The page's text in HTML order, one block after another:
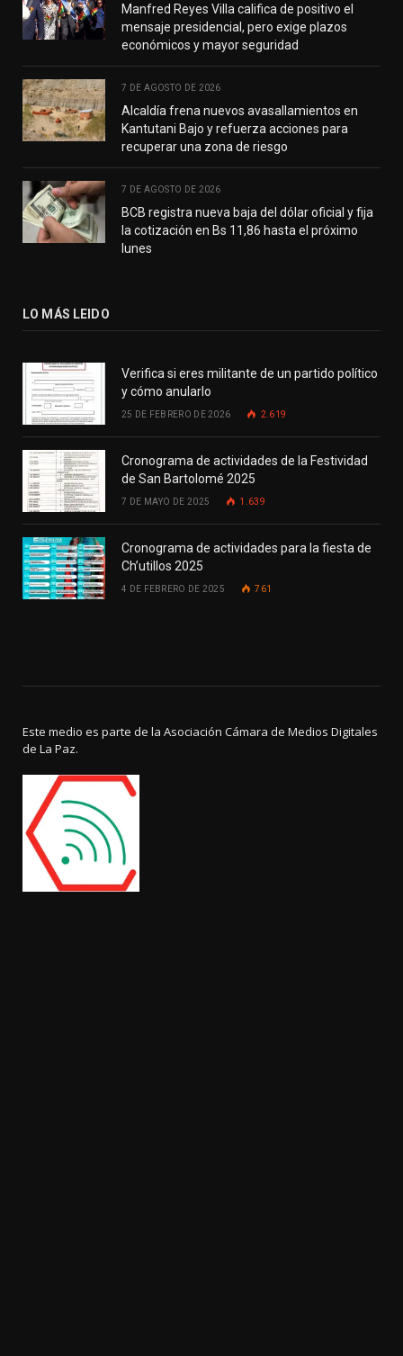
Manfred Reyes Villa califica de positivo el
mensaje presidencial, pero exige plazos
económicos y mayor seguridad
7 DE AGOSTO DE 2026
Alcaldía frena nuevos avasallamientos en
Kantutani Bajo y refuerza acciones para
recuperar una zona de riesgo
7 DE AGOSTO DE 2026
BCB registra nueva baja del dólar oficial y fija
la cotización en Bs 11,86 hasta el próximo
lunes
LO MÁS LEIDO
Verifica si eres militante de un partido político
y cómo anularlo
25 DE FEBRERO DE 2026 2.619
Cronograma de actividades de la Festividad
de San Bartolomé 2025
7 DE MAYO DE 2025 1.639
Cronograma de actividades para la fiesta de
Ch’utillos 2025
4 DE FEBRERO DE 2025 761
Este medio es parte de la Asociación Cámara de Medios Digitales
de La Paz.